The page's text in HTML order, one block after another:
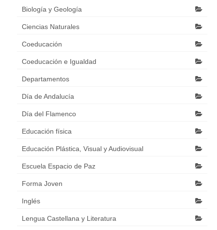
Biología y Geología
Ciencias Naturales
Coeducación
Coeducación e Igualdad
Departamentos
Día de Andalucía
Día del Flamenco
Educación física
Educación Plástica, Visual y Audiovisual
Escuela Espacio de Paz
Forma Joven
Inglés
Lengua Castellana y Literatura